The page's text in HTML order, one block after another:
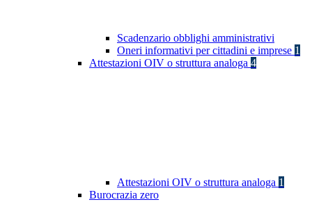
Scadenzario obblighi amministrativi
Oneri informativi per cittadini e imprese 1
Attestazioni OIV o struttura analoga 4
Attestazioni OIV o struttura analoga 1
Burocrazia zero